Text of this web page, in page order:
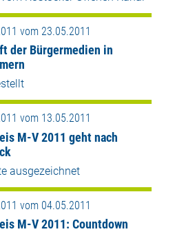
vom 23.05.2011
der Bürgermedien in
vom 13.05.2011
M-V 2011 geht nach
ausgezeichnet
vom 04.05.2011
M-V 2011: Countdown